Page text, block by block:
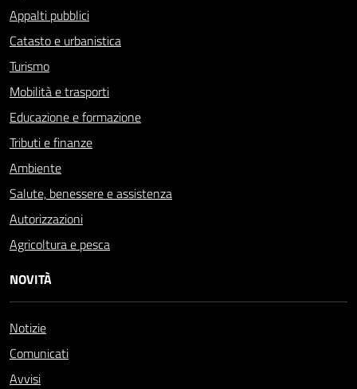
Appalti pubblici
Catasto e urbanistica
Turismo
Mobilità e trasporti
Educazione e formazione
Tributi e finanze
Ambiente
Salute, benessere e assistenza
Autorizzazioni
Agricoltura e pesca
NOVITÀ
Notizie
Comunicati
Avvisi